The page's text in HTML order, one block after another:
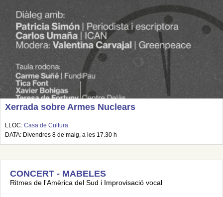
Xerrada sobre Armes Nuclears
LLOC: Casa de Cultura
DATA: Divendres 8 de maig, a les 17.30 h
CONCERT - MABELES
Ritmes de l'Amèrica del Sud i Improvisació vocal